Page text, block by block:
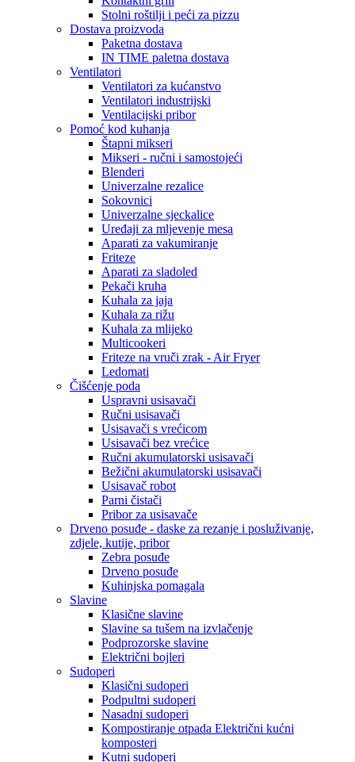
Stolni roštilji i peći za pizzu
Dostava proizvoda
Paketna dostava
IN TIME paletna dostava
Ventilatori
Ventilatori za kućanstvo
Ventilatori industrijski
Ventilacijski pribor
Pomoć kod kuhanja
Štapni mikseri
Mikseri - ručni i samostojeći
Blenderi
Univerzalne rezalice
Sokovnici
Univerzalne sjeckalice
Uređaji za mljevenje mesa
Aparati za vakumiranje
Friteze
Aparati za sladoled
Pekači kruha
Kuhala za jaja
Kuhala za rižu
Kuhala za mlijeko
Multicookeri
Friteze na vruči zrak - Air Fryer
Ledomati
Čišćenje poda
Uspravni usisavači
Ručni usisavači
Usisavači s vrećicom
Usisavači bez vrećice
Ručni akumulatorski usisavači
Bežični akumulatorski usisavači
Usisavač robot
Parni čistači
Pribor za usisavače
Drveno posuđe - daske za rezanje i posluživanje,
zdjele, kutije, pribor
Zebra posuđe
Drveno posuđe
Kuhinjska pomagala
Slavine
Klasične slavine
Slavine sa tušem na izvlačenje
Podprozorske slavine
Električni bojleri
Sudoperi
Klasični sudoperi
Podpultni sudoperi
Nasadni sudoperi
Kompostiranje otpada Električni kućni
komposteri
Kutni sudoperi